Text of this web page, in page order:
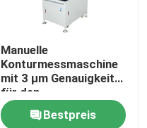
Manuelle
Konturmessmaschine
mit 3 µm Genauigkeit
für den
Mehrbrancheneinsatz
im 2D-Messsystem
Bestpreis